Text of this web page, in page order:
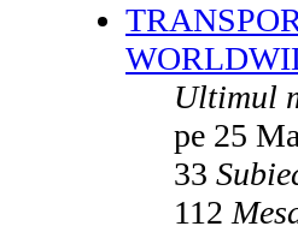
Ultimul
pe 25
33
112